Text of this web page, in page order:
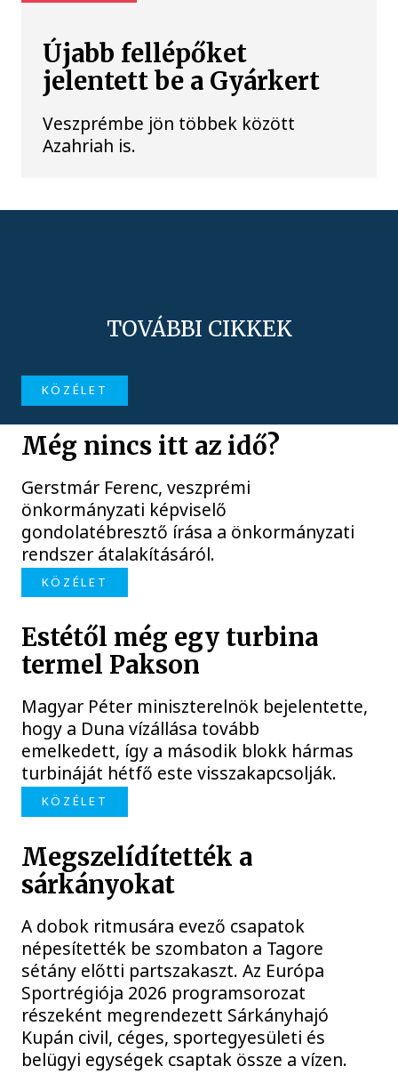
Újabb fellépőket
jelentett be a Gyárkert
Veszprémbe jön többek között
Azahriah is.
TOVÁBBI CIKKEK
KÖZÉLET
Még nincs itt az idő?
Gerstmár Ferenc, veszprémi
önkormányzati képviselő
gondolatébresztő írása a önkormányzati
rendszer átalakításáról.
KÖZÉLET
Estétől még egy turbina
termel Pakson
Magyar Péter miniszterelnök bejelentette,
hogy a Duna vízállása tovább
emelkedett, így a második blokk hármas
turbináját hétfő este visszakapcsolják.
KÖZÉLET
Megszelídítették a
sárkányokat
A dobok ritmusára evező csapatok
népesítették be szombaton a Tagore
sétány előtti partszakaszt. Az Európa
Sportrégiója 2026 programsorozat
részeként megrendezett Sárkányhajó
Kupán civil, céges, sportegyesületi és
belügyi egységek csaptak össze a vízen.